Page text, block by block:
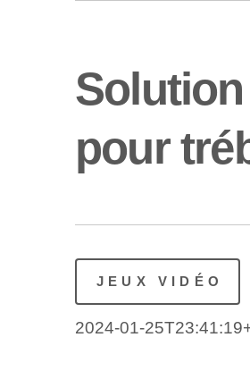
pour
JEUX VIDÉO
2024-01-